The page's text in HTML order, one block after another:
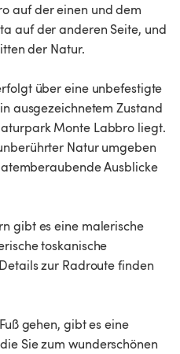
auf der einen und dem
auf der anderen Seite, und
der Natur.
über eine unbefestigte
ausgezeichnetem Zustand
Monte Labbro liegt.
Natur umgeben
Ausblicke
gibt es eine malerische
toskanische
zur Radroute finden
gehen, gibt es eine
Sie zum wunderschönen